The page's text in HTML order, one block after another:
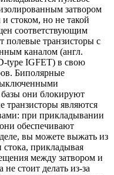
затвором
стоком, но не такой
соответствующим
полевые транзисторы с
каналом (англ.
type IGFET) в свою
Биполярные
базы они блокируют
транзисторы являются
при прикладывании
обеспечивают
вы можете выжать из
стока, прикладывая
между затвором и
стоит делать из-за